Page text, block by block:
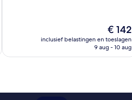
De
prijs
is
€ 142
inclusief belastingen en toeslagen
9 aug - 10 aug